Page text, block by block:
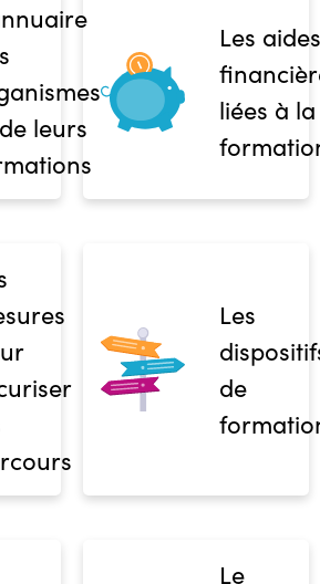
leurs
Les aides
liées à la
Les
de
Le